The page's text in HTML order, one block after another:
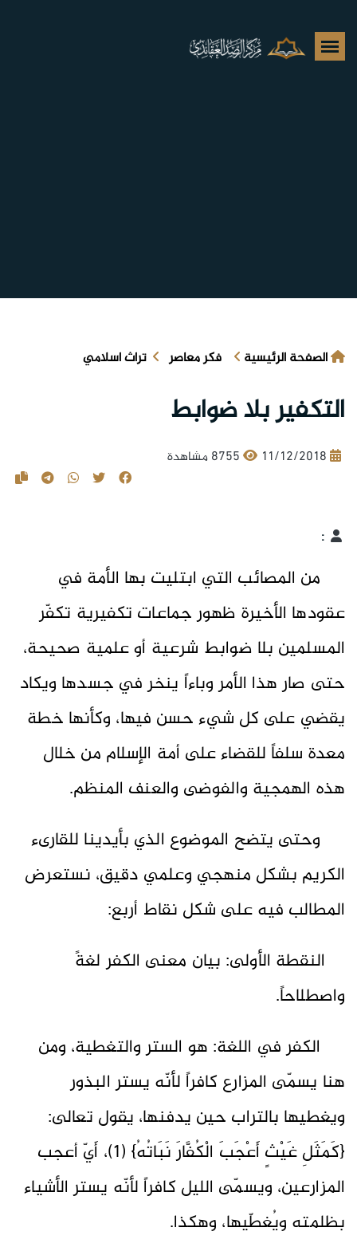
الصفحة الرئيسية فكر معاصر تراث اسلامي
التكفير بلا ضوابط
11/12/2018 8755 مشاهدة
:
من المصائب التي ابتليت بها الأمة في
عقودها الأخيرة ظهور جماعات تكفيرية تكفّر
المسلمين بلا ضوابط شرعية أو علمية صحيحة،
حتى صار هذا الأمر وباءاً ينخر في جسدها ويكاد
يقضي على كل شيء حسن فيها، وكأنها خطة
معدة سلفاً للقضاء على أمة الإسلام من خلال
هذه الهمجية والفوضى والعنف المنظم.
وحتى يتضح الموضوع الذي بأيدينا للقارىء
الكريم بشكل منهجي وعلمي دقيق، نستعرض
المطالب فيه على شكل نقاط أربع:
النقطة الأولى: بيان معنى الكفر لغةً
واصطلاحاً.
الكفر في اللغة: هو الستر والتغطية، ومن
هنا يسمّى المزارع كافراً لأنّه يستر البذور
ويغطيها بالتراب حين يدفنها، يقول تعالى:
{كَمَثَلِ غَيْثٍ أَعْجَبَ الْكُفَّارَ نَبَاتُهُ} (1)، أَيّ أعجب
المزارعين، ويسمّى الليل كافراً لأنّه يستر الأشياء
بظلمته ويُغطّيها، وهكذا.